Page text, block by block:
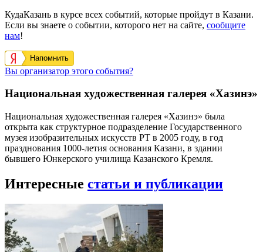
КудаКазань в курсе всех событий, которые пройдут в Казани.
Если вы знаете о событии, которого нет на сайте, сообщите
нам!
Напомнить
Вы организатор этого события?
Национальная художественная галерея «Хазинэ»
Национальная художественная галерея «Хазинэ» была
открыта как структурное подразделение Государственного
музея изобразительных искусств РТ в 2005 году, в год
празднования 1000-летия основания Казани, в здании
бывшего Юнкерского училища Казанского Кремля.
Интересные статьи и публикации